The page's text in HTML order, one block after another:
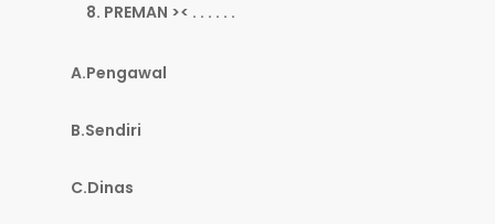
PREMAN >< . . . . . .
A.Pengawal
B.Sendiri
C.Dinas